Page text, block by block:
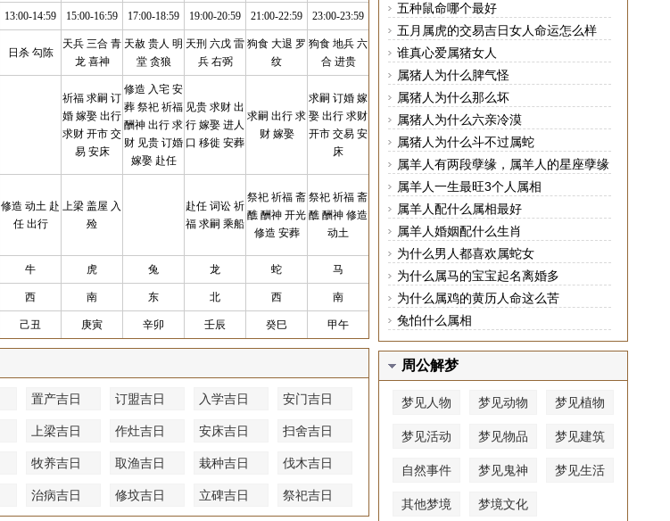
13:00-14:59 15:00-16:59 17:00-18:59 19:00-20:59 21:00-22:59 23:00-23:59
日杀 勾陈
天兵 三合 青
龙 喜神
天赦 贵人 明
堂 贪狼
天刑 六戊 雷
兵 右弼
狗食 大退 罗
纹
狗食 地兵 六
合 进贵
祈福 求嗣 订
婚 嫁娶 出行
求财 开市 交
易 安床
修造 入宅 安
葬 祭祀 祈福
酬神 出行 求
财 见贵 订婚
嫁娶 赴任
见贵 求财 出
行 嫁娶 进人
口 移徙 安葬
求嗣 出行 求
财 嫁娶
求嗣 订婚 嫁
娶 出行 求财
开市 交易 安
床
修造 动土 赴
任 出行
上梁 盖屋 入
殓
赴任 词讼 祈
福 求嗣 乘船
祭祀 祈福 斋
醮 酬神 开光
修造 安葬
祭祀 祈福 斋
醮 酬神 修造
动土
牛 虎 兔 龙 蛇 马
西 南 东 北 西 南
己丑 庚寅 辛卯 壬辰 癸巳 甲午
置产吉日 订盟吉日 入学吉日 安门吉日
上梁吉日 作灶吉日 安床吉日 扫舍吉日
牧养吉日 取渔吉日 栽种吉日 伐木吉日
治病吉日 修坟吉日 立碑吉日 祭祀吉日
五种鼠命哪个最好
五月属虎的交易吉日女人命运怎么样
谁真心爱属猪女人
属猪人为什么脾气怪
属猪人为什么那么坏
属猪人为什么六亲冷漠
属猪人为什么斗不过属蛇
属羊人有两段孽缘，属羊人的星座孽缘
属相分别是谁
属羊人一生最旺3个人属相
属羊人配什么属相最好
属羊人婚姻配什么生肖
为什么男人都喜欢属蛇女
为什么属马的宝宝起名离婚多
为什么属鸡的黄历人命这么苦
兔怕什么属相
周公解梦
梦见人物 梦见动物 梦见植物
梦见活动 梦见物品 梦见建筑
自然事件 梦见鬼神 梦见生活
其他梦境
梦境文化